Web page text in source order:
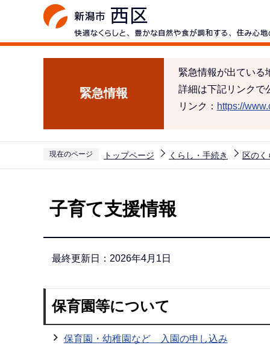
ペ
緊急情報
緊急情報が出ている
詳細は下記リンクで
リンク： https://
現在のページ トップページ くらし・手続き 区のく
子育て支援情報
最終更新日：2026年4月1日
保育園等について
保育園・幼稚園など 入園の申し込み